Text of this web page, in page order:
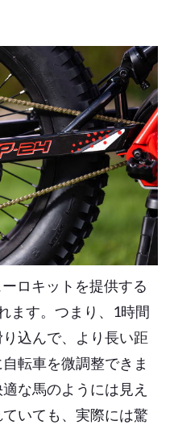
ロキットを提供する
ます。つまり、1時間
込んで、より長い距
転車を微調整できま
な馬のようには見え
いても、実際には驚